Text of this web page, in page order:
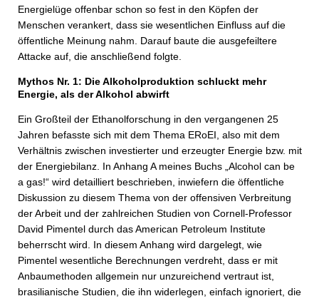
Energielüge offenbar schon so fest in den Köpfen der
Menschen verankert, dass sie wesentlichen Einfluss auf die
öffentliche Meinung nahm. Darauf baute die ausgefeiltere
Attacke auf, die anschließend folgte.
Mythos Nr. 1: Die Alkoholproduktion schluckt mehr
Energie, als der Alkohol abwirft
Ein Großteil der Ethanolforschung in den vergangenen 25
Jahren befasste sich mit dem Thema ERoEI, also mit dem
Verhältnis zwischen investierter und erzeugter Energie bzw. mit
der Energiebilanz. In Anhang A meines Buchs „Alcohol can be
a gas!“ wird detailliert beschrieben, inwiefern die öffentliche
Diskussion zu diesem Thema von der offensiven Verbreitung
der Arbeit und der zahlreichen Studien von Cornell-Professor
David Pimentel durch das American Petroleum Institute
beherrscht wird. In diesem Anhang wird dargelegt, wie
Pimentel wesentliche Berechnungen verdreht, dass er mit
Anbaumethoden allgemein nur unzureichend vertraut ist,
brasilianische Studien, die ihn widerlegen, einfach ignoriert, die